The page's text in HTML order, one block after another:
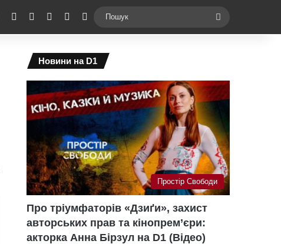
Facebook YouTubeInstagramTelegramSwitch skin
Новини на D1
Простір Свободи
Про тріумфаторів «Дзиґи», захист
авторських прав та кінопрем’єри:
акторка Анна Бірзул на D1 (Відео)